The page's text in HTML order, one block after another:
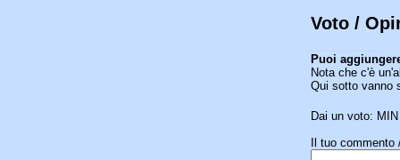
Voto /
Puoi
Nota che c'è
Qui sotto vanno
Dai un voto: MIN
Il tuo commento